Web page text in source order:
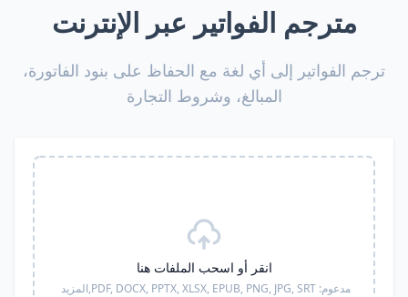
مترجم الفواتير عبر الإنترنت
ترجم الفواتير إلى أي لغة مع الحفاظ على بنود الفاتورة،
المبالغ، وشروط التجارة
انقر أو اسحب الملفات هنا
مدعوم: PDF, DOCX, PPTX, XLSX, EPUB, PNG, JPG, SRT, المزيد